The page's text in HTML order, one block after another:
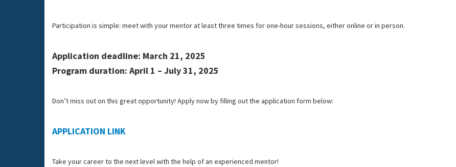
Participation is simple: meet with your mentor at least three times for one-hour sessions, either online or in person.
Application deadline: March 21, 2025
Program duration: April 1 – July 31, 2025
Don’t miss out on this great opportunity! Apply now by filling out the application form below:
APPLICATION LINK
Take your career to the next level with the help of an experienced mentor!